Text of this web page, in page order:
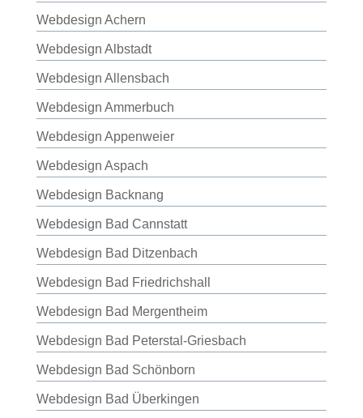
Webdesign Achern
Webdesign Albstadt
Webdesign Allensbach
Webdesign Ammerbuch
Webdesign Appenweier
Webdesign Aspach
Webdesign Backnang
Webdesign Bad Cannstatt
Webdesign Bad Ditzenbach
Webdesign Bad Friedrichshall
Webdesign Bad Mergentheim
Webdesign Bad Peterstal-Griesbach
Webdesign Bad Schönborn
Webdesign Bad Überkingen